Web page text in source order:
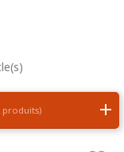
produits)